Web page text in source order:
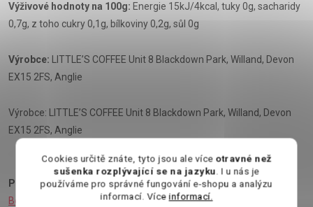
Cookies určitě znáte, tyto jsou ale více otravné než
sušenka rozplývající se na jazyku. I u nás je
používáme pro správné fungování e-shopu a analýzu
informací. Víceinformací.
Výživové hodnoty na 100g: Energie 15kJ/4kcal, tuky 0g, sacharidy
0,7g, z toho cukry 0,1g, bílkoviny 0,2g, sůl 0g
Výrobce:
LITTLE’S COFFEE Unit 8 Blackdown Park, Willand, Devon
EX15 2FS, Anglie
Výrobce: LITTLE’S COFFEE Unit 8 Blackdown Park, Willand, Devon
EX15 2FS, Anglie
Podívejte se také na: Mini čokoláda,Bonboniéry,Cukrovinky
Bonbóny